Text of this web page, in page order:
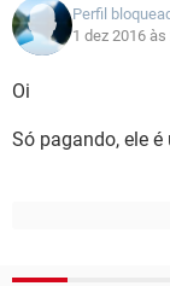
Perfil
1 dez 2016 às
Oi
Só pagando, ele